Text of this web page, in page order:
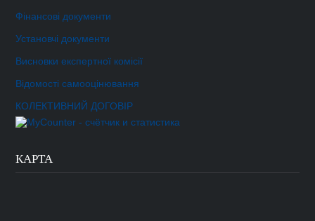
Фінансові документи
Установчі документи
Висновки експертної комісії
Відомості самооцінювання
КОЛЕКТИВНИЙ ДОГОВІР
КАРТА